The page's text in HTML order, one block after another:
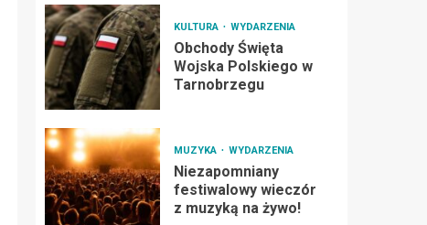
KULTURA WYDARZENIA
Obchody Święta
Wojska Polskiego w
Tarnobrzegu
MUZYKA WYDARZENIA
Niezapomniany
festiwalowy wieczór
z muzyką na żywo!